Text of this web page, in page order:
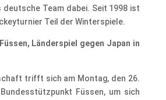
deutsche Team dabei. Seit 1998 ist
Teil der Winterspiele.
Länderspiel gegen Japan in
trifft sich am Montag, den 26.
Füssen, um sich